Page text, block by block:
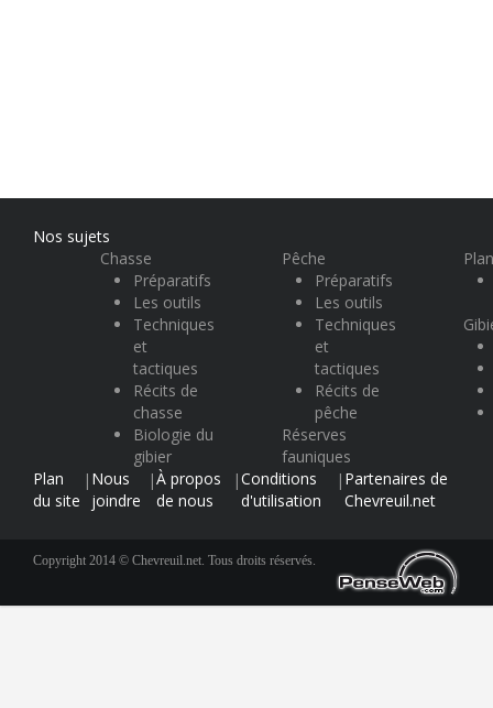
Nos sujets
Chasse
Préparatifs
Les outils
Techniques
et
tactiques
Récits de
chasse
Biologie du
gibier
Pêche
Préparatifs
Les outils
Techniques
et
tactiques
Récits de
pêche
Réserves
fauniques
Plan
du site
| Nous
joindre
|À propos
de nous
|Conditions
d'utilisation
| Partenaires de
Chevreuil.net
Copyright 2014 © Chevreuil.net. Tous droits réservés.